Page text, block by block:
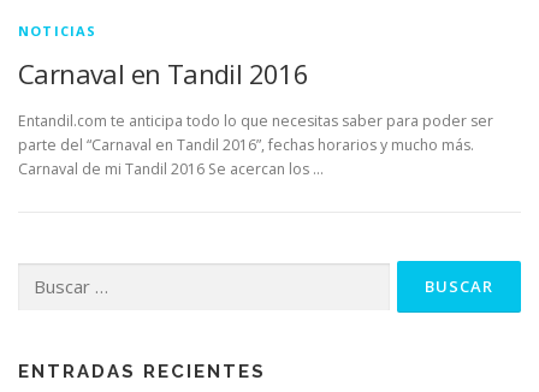
NOTICIAS
Carnaval en Tandil 2016
Entandil.com te anticipa todo lo que necesitas saber para poder ser
parte del “Carnaval en Tandil 2016”, fechas horarios y mucho más.
Carnaval de mi Tandil 2016 Se acercan los …
ENTRADAS RECIENTES